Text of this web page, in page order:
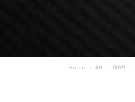
Home देश दिल्ली